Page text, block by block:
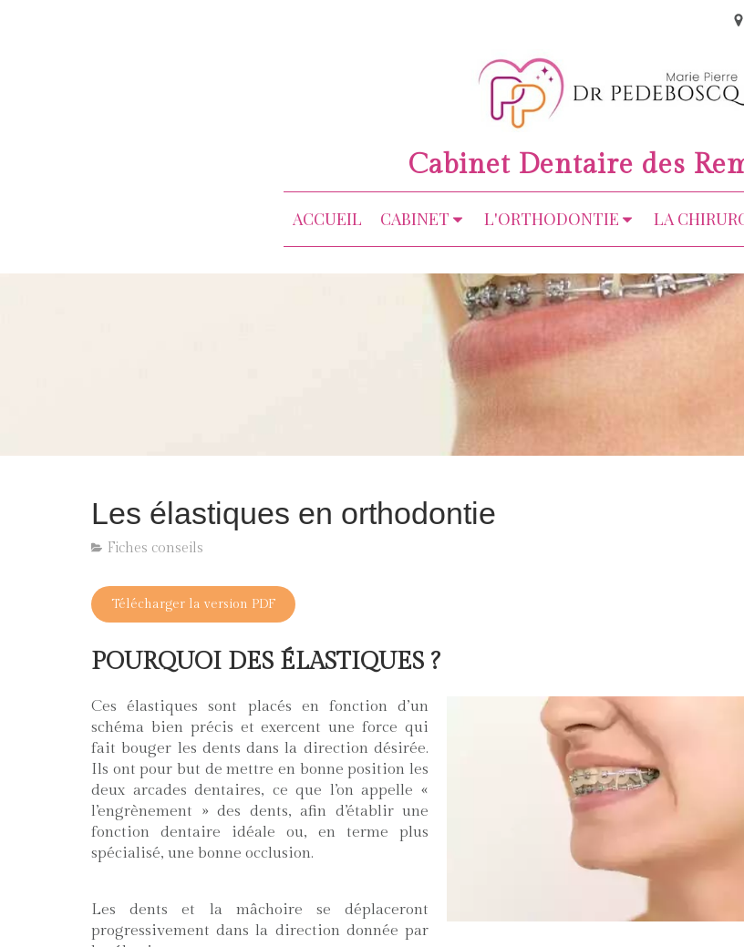
Cabinet Dentaire des
ACCUEIL CABINET L'ORTHODONTIE LA
Les élastiques en orthodontie
Fiches conseils
Télécharger la version PDF
POURQUOI DES ÉLASTIQUES ?
Ces élastiques sont placés en fonction d’un
schéma bien précis et exercent une force qui
fait bouger les dents dans la direction désirée.
Ils ont pour but de mettre en bonne position les
deux arcades dentaires, ce que l’on appelle «
l’engrènement » des dents, afin d’établir une
fonction dentaire idéale ou, en terme plus
spécialisé, une bonne occlusion.
Les dents et la mâchoire se déplaceront
progressivement dans la direction donnée par